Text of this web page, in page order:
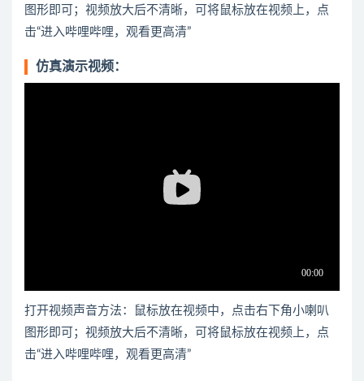
图形即可；视频放大后不清晰，可将鼠标放在视频上，点
击“进入哔哩哔哩，观看更高清”
仿真演示视频：
打开视频声音方法：鼠标放在视频中，点击右下角小喇叭
图形即可；视频放大后不清晰，可将鼠标放在视频上，点
击“进入哔哩哔哩，观看更高清”